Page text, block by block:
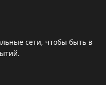
сети, чтобы быть в